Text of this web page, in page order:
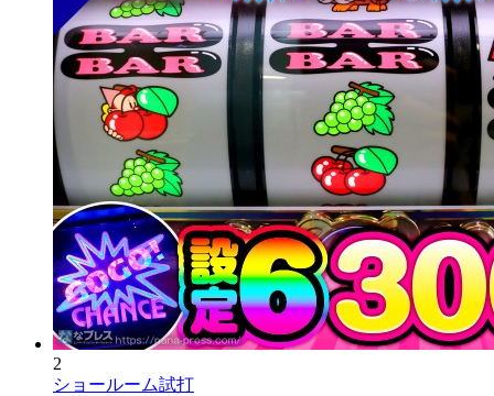
2
ショールーム試打